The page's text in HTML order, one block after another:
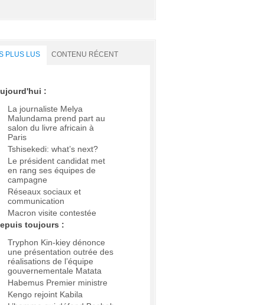
PLUS LUS CONTENU RÉCENT
:
La journaliste Melya
Malundama prend part au
salon du livre africain à
Paris
Tshisekedi: what’s next?
Le président candidat met
en rang ses équipes de
campagne
Réseaux sociaux et
communication
Macron visite contestée
toujours :
Tryphon Kin-kiey dénonce
une présentation outrée des
réalisations de l’équipe
gouvernementale Matata
Habemus Premier ministre
Kengo rejoint Kabila